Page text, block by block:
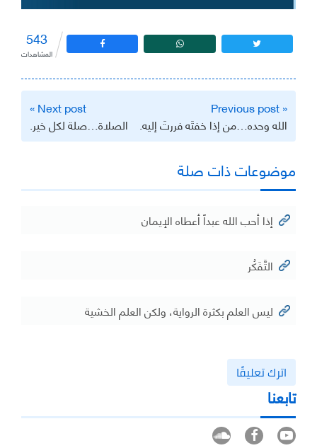
543
المشاهدات
المقالات
« Previous post
‏الله وحده…من إذا خفتَه فررتَ إليه.
Next post »
الصلاة…صلة لكل خير.
موضوعات ذات صلة
إذا أحب الله عبداً أعطاه الإيمان
التَّفَكُر
ليس العلم بكثرة الرواية، ولكن العلم الخشية
اترك تعليقًا
تابعنا